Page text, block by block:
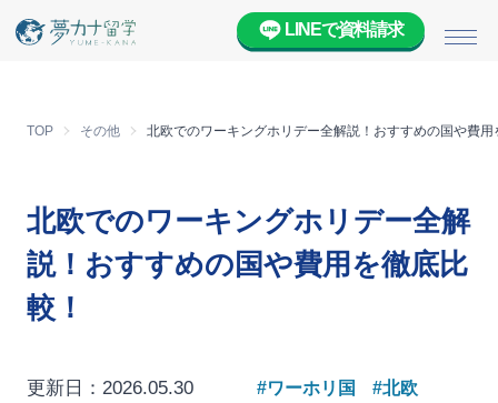
メ
LINEで資料請求
TOP その他 北欧でのワーキングホリデー全解説！おすすめの国や費用
北欧でのワーキングホリデー全解
説！おすすめの国や費用を徹底比
較！
更新日：2026.05.30 #ワーホリ国 #北欧